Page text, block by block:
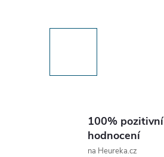
100% pozitivní
hodnocení
na Heureka.cz